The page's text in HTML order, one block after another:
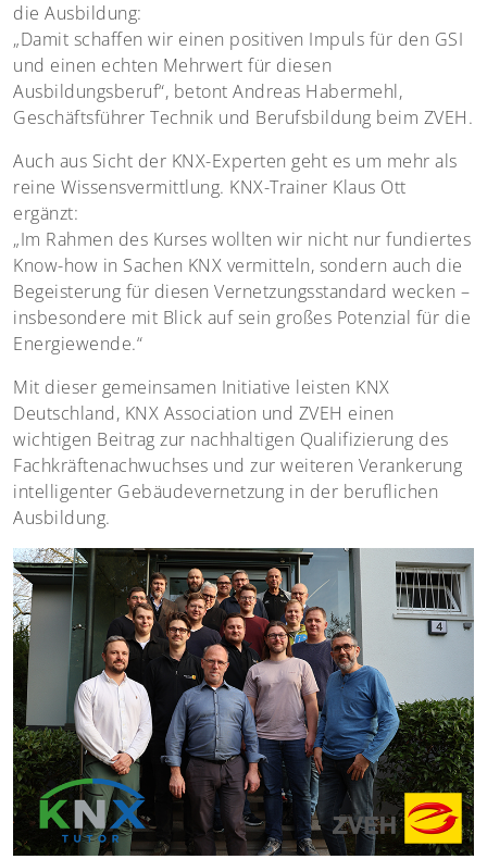
die Ausbildung:
„Damit schaffen wir einen positiven Impuls für den GSI
und einen echten Mehrwert für diesen
Ausbildungsberuf“, betont Andreas Habermehl,
Geschäftsführer Technik und Berufsbildung beim ZVEH.
Auch aus Sicht der KNX-Experten geht es um mehr als
reine Wissensvermittlung. KNX-Trainer Klaus Ott
ergänzt:
„Im Rahmen des Kurses wollten wir nicht nur fundiertes
Know-how in Sachen KNX vermitteln, sondern auch die
Begeisterung für diesen Vernetzungsstandard wecken –
insbesondere mit Blick auf sein großes Potenzial für die
Energiewende.“
Mit dieser gemeinsamen Initiative leisten KNX
Deutschland, KNX Association und ZVEH einen
wichtigen Beitrag zur nachhaltigen Qualifizierung des
Fachkräftenachwuchses und zur weiteren Verankerung
intelligenter Gebäudevernetzung in der beruflichen
Ausbildung.